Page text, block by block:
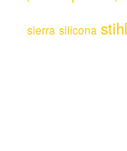
sierra silicona stihl